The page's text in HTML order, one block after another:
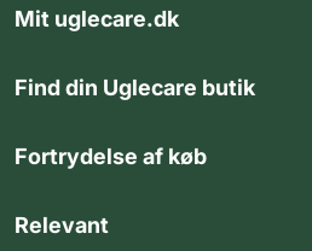
Mit uglecare.dk
Find din Uglecare butik
Fortrydelse af køb
Relevant